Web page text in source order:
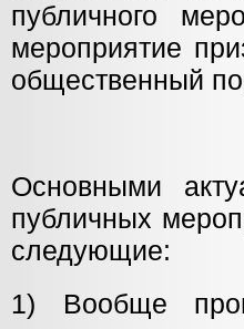
публичного
мероприятие
общественный
Основными
публичных
следующие:
1) Вообще